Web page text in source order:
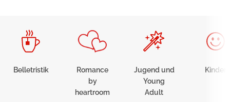
Belletristik
Romance
by
heartroom
Jugend und
Young
Adult
Kinder